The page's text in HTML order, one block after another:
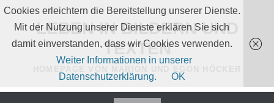
Zum
Inhalt
springen
LEBEN IN BILDERN UND
TEXTEN
Cookies erleichtern die Bereitstellung unserer Dienste.
Mit der Nutzung unserer Dienste erklären Sie sich
damit einverstanden, dass wir Cookies verwenden.
Weiter Informationen in unserer
Datenschutzerklärung.
OK